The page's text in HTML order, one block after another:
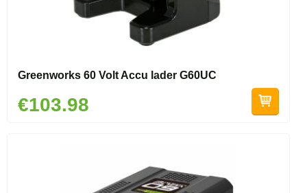
Greenworks 60 Volt Accu lader G60UC
€103.98